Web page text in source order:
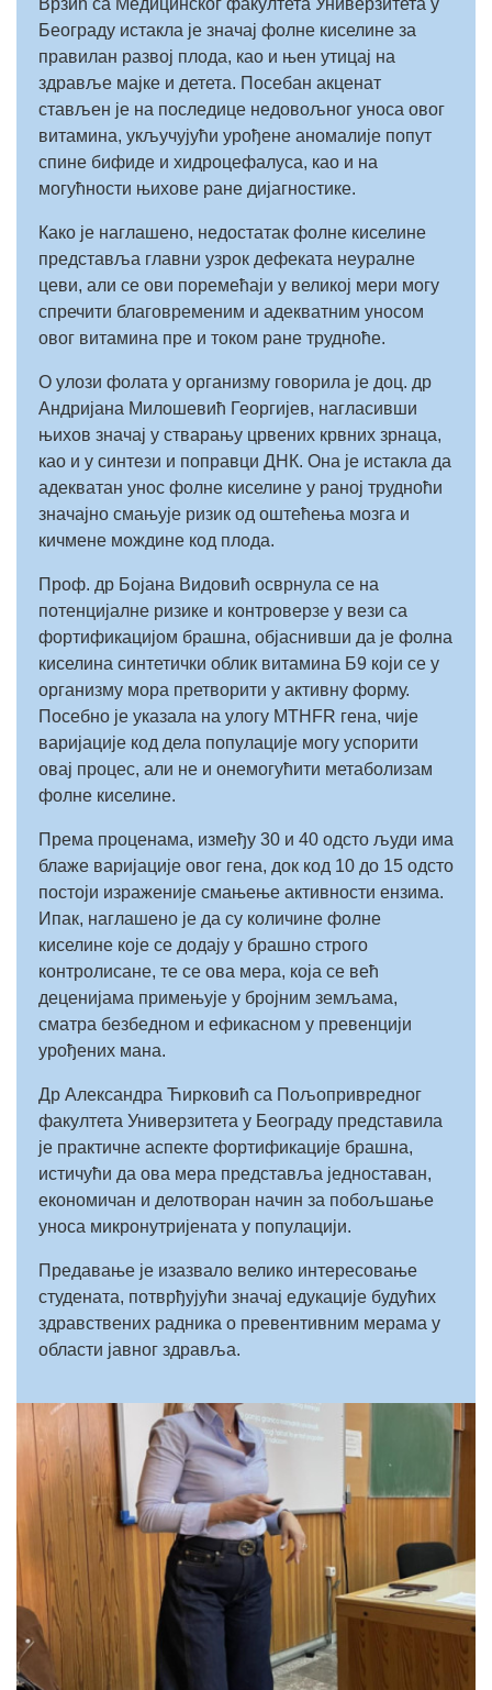
Врзић са Медицинског факултета Универзитета у
Београду истакла је значај фолне киселине за
правилан развој плода, као и њен утицај на
здравље мајке и детета. Посебан акценат
стављен је на последице недовољног уноса овог
витамина, укључујући урођене аномалије попут
спине бифиде и хидроцефалуса, као и на
могућности њихове ране дијагностике.
Како је наглашено, недостатак фолне киселине
представља главни узрок дефеката неуралне
цеви, али се ови поремећаји у великој мери могу
спречити благовременим и адекватним уносом
овог витамина пре и током ране трудноће.
О улози фолата у организму говорила је доц. др
Андријана Милошевић Георгијев, нагласивши
њихов значај у стварању црвених крвних зрнаца,
као и у синтези и поправци ДНК. Она је истакла да
адекватан унос фолне киселине у раној трудноћи
значајно смањује ризик од оштећења мозга и
кичмене мождине код плода.
Проф. др Бојана Видовић осврнула се на
потенцијалне ризике и контроверзе у вези са
фортификацијом брашна, објаснивши да је фолна
киселина синтетички облик витамина Б9 који се у
организму мора претворити у активну форму.
Посебно је указала на улогу MTHFR гена, чије
варијације код дела популације могу успорити
овај процес, али не и онемогућити метаболизам
фолне киселине.
Према проценама, између 30 и 40 одсто људи има
блаже варијације овог гена, док код 10 до 15 одсто
постоји израженије смањење активности ензима.
Ипак, наглашено је да су количине фолне
киселине које се додају у брашно строго
контролисане, те се ова мера, која се већ
деценијама примењује у бројним земљама,
сматра безбедном и ефикасном у превенцији
урођених мана.
Др Александра Ћирковић са Пољопривредног
факултета Универзитета у Београду представила
је практичне аспекте фортификације брашна,
истичући да ова мера представља једноставан,
економичан и делотворан начин за побољшање
уноса микронутријената у популацији.
Предавање је изазвало велико интересовање
студената, потврђујући значај едукације будућих
здравствених радника о превентивним мерама у
области јавног здравља.